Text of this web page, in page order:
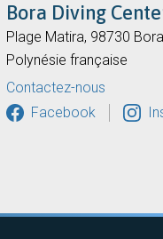
Bora Diving
Plage Matira, 98730
Polynésie française
Contactez-nous
Facebook